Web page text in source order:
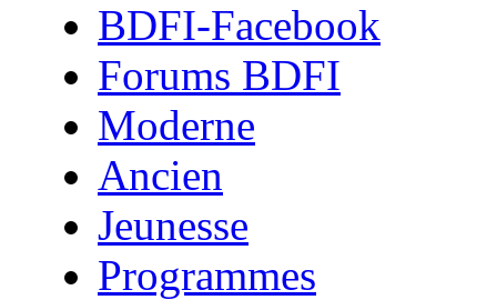
BDFI-Facebook
Forums BDFI
Moderne
Ancien
Jeunesse
Programmes